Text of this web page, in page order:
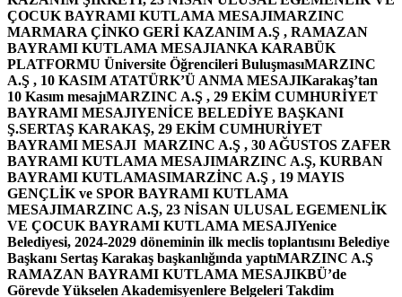
ÇOCUK BAYRAMI KUTLAMA MESAJIMARZINC
MARMARA ÇİNKO GERİ KAZANIM A.Ş , RAMAZAN
BAYRAMI KUTLAMA MESAJIANKA KARABÜK
PLATFORMU Üniversite Öğrencileri BuluşmasıMARZINC
A.Ş , 10 KASIM ATATÜRK’Ü ANMA MESAJIKarakaş’tan
10 Kasım mesajıMARZINC A.Ş , 29 EKİM CUMHURİYET
BAYRAMI MESAJIYENİCE BELEDİYE BAŞKANI
Ş.SERTAŞ KARAKAŞ, 29 EKİM CUMHURİYET
BAYRAMI MESAJI MARZINC A.Ş , 30 AĞUSTOS ZAFER
BAYRAMI KUTLAMA MESAJIMARZINC A.Ş, KURBAN
BAYRAMI KUTLAMASIMARZİNC A.Ş , 19 MAYIS
GENÇLİK ve SPOR BAYRAMI KUTLAMA
MESAJIMARZINC A.Ş, 23 NİSAN ULUSAL EGEMENLİK
VE ÇOCUK BAYRAMI KUTLAMA MESAJIYenice
Belediyesi, 2024-2029 döneminin ilk meclis toplantısını Belediye
Başkanı Sertaş Karakaş başkanlığında yaptıMARZINC A.Ş
RAMAZAN BAYRAMI KUTLAMA MESAJIKBÜ’de
Görevde Yükselen Akademisyenlere Belgeleri Takdim